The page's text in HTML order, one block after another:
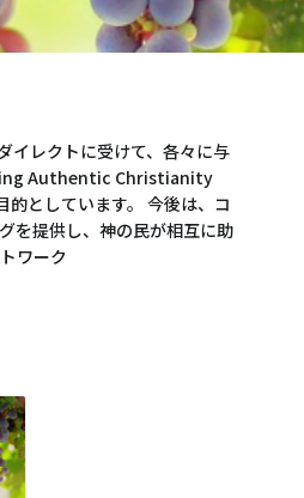
イレクトに受けて、各々に与
Authentic Christianity
としています。 今後は、コ
を提供し、神の民が相互に助
ワーク